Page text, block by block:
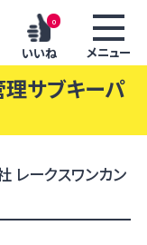
0
いいね メニュー
サブキーパ
レークスワンカン